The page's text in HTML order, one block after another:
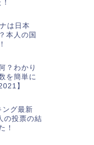
は日本
本人の国
？わかり
を簡単に
】
ング最新
の投票の結
！